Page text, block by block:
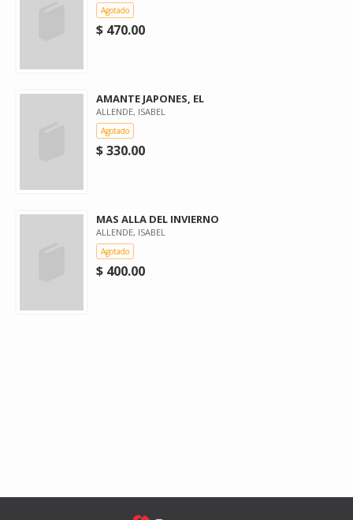
Agotado
$ 470.00
AMANTE JAPONES, EL
ALLENDE, ISABEL
Agotado
$ 330.00
MAS ALLA DEL INVIERNO
ALLENDE, ISABEL
Agotado
$ 400.00